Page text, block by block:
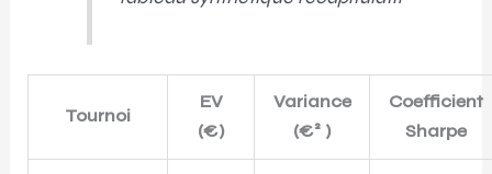
Tournoi
EV
(€)
Variance
(€² )
Coefficient
Sharpe